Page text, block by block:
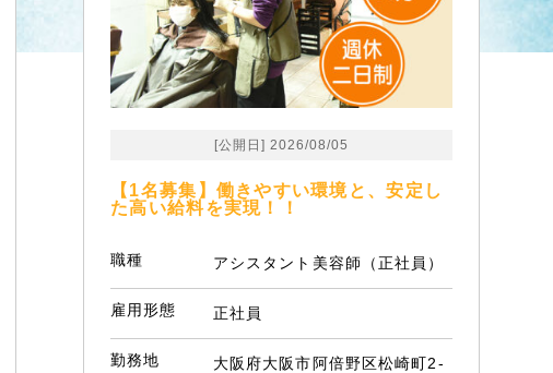
[公開日] 2026/08/05
【1名募集】働きやすい環境と、安定し
た高い給料を実現！！
職種 アシスタント美容師（正社員）
雇用形態 正社員
勤務地
大阪府大阪市阿倍野区松崎町2-